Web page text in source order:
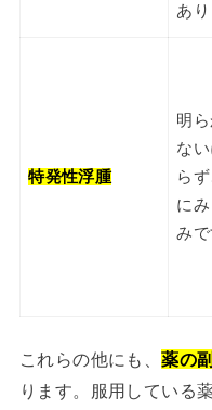
あり
特発性浮腫
明
な
ら
にみ
みで
これらの他にも、薬の
ります。服用している